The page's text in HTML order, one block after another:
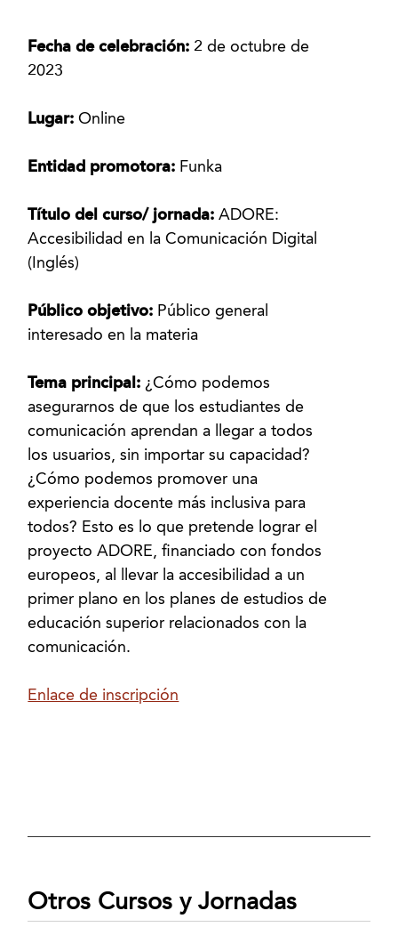
Fecha de celebración: 2 de octubre de
2023
Lugar:Online
Entidad promotora: Funka
Título del curso/ jornada:ADORE:
Accesibilidad en la Comunicación Digital
(Inglés)
Público objetivo: Público general
interesado en la materia
Tema principal: ¿Cómo podemos
asegurarnos de que los estudiantes de
comunicación aprendan a llegar a todos
los usuarios, sin importar su capacidad?
¿Cómo podemos promover una
experiencia docente más inclusiva para
todos? Esto es lo que pretende lograr el
proyecto ADORE, financiado con fondos
europeos, al llevar la accesibilidad a un
primer plano en los planes de estudios de
educación superior relacionados con la
comunicación.
Enlace de inscripción
Otros Cursos y Jornadas